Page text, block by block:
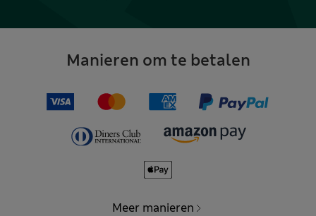
Manieren om te betalen
Meer manieren